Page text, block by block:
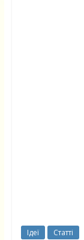
Ідеї Статті